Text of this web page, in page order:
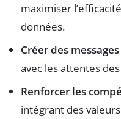
maximiser
données.
Créer des
avec les attentes
Renforcer les
intégrant des